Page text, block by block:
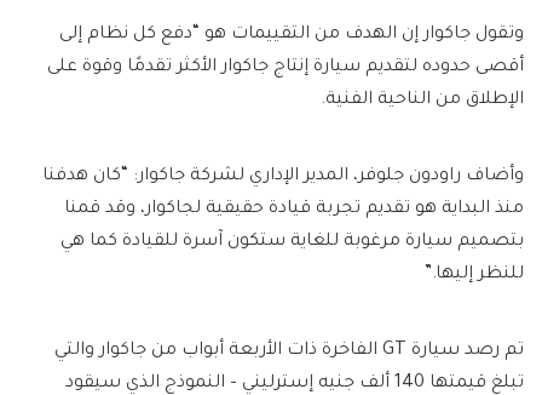
وتقول جاكوار إن الهدف من التقييمات هو “ دفع كل نظام إلى
أقصى حدوده لتقديم سيارة إنتاج جاكوار الأكثر تقدمًا وقوة على
الإطلاق من الناحية الفنية.
وأضاف راودون جلوفر، المدير الإداري لشركة جاكوار: “كان هدفنا
منذ البداية هو تقديم تجربة قيادة حقيقية لجاكوار، وقد قمنا
بتصميم سيارة مرغوبة للغاية ستكون آسرة للقيادة كما هي
للنظر إليها.”
تم رصد سيارة GT الفاخرة ذات الأربعة أبواب من جاكوار والتي
تبلغ قيمتها 140 ألف جنيه إسترليني – النموذج الذي سيقود